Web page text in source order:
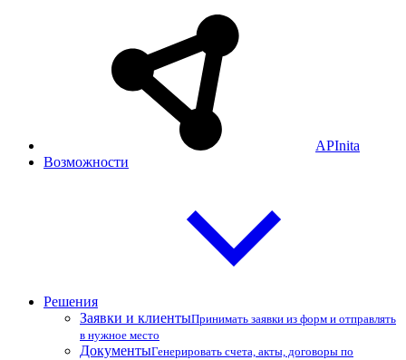
APInita
Возможности
Решения
Заявки и клиентыПринимать заявки из форм и отправлять
в нужное место
ДокументыГенерировать счета, акты, договоры по